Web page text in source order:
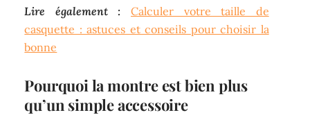
Lire également :
Calculer votre taille de
casquette : astuces et conseils pour choisir la
bonne
Pourquoi la montre est bien plus
qu’un simple accessoire